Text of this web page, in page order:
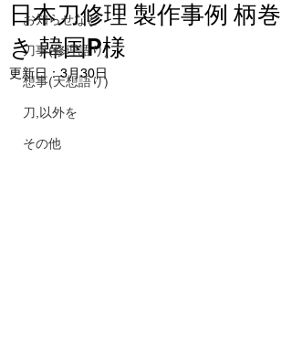
お知らせなど
刀事(修理語り)
想事(天想語り)
刀,以外を
その他
日本刀修理 製作事例 柄巻
き 韓国P様
更新日：3月30日